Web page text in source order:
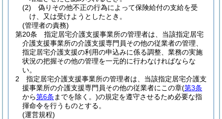
(2)
偽りその他不正の行為によって保険給付の支給を受
け、又は受けようとしたとき。
(管理者の責務)
第20条
指定居宅介護支援事業所の管理者は、当該指定居宅
介護支援事業所の介護支援専門員その他の従業者の管理、
指定居宅介護支援の利用の申込みに係る調整、業務の実施
状況の把握その他の管理を一元的に行わなければならな
い。
2
指定居宅介護支援事業所の管理者は、当該指定居宅介護支
援事業所の介護支援専門員その他の従業者にこの章(第3条
から第6条 までを除く。)の規定を遵守させるため必要な指
揮命令を行うものとする。
(運営規程)